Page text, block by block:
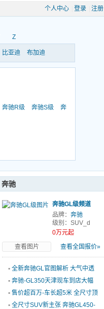
个人中心 登录 注册
Z
比亚迪 布加迪
奔驰R级 奔驰S级
奔
奔驰
奔驰GL级频道
品牌： 奔驰
级别：SUV_d
0万元起
查看图片
查看全国报价»
▪ 全新奔驰GL官图解析 大气中透
露着精致
▪ 奔驰-GL350天津现车到店大幅
优惠促销中
▪ 售价超百万-车长超5米 全尺寸顶
级SUV选购
▪ 全尺寸SUV新主张 奔驰GL450-